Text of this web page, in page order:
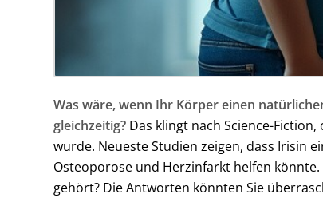
Was wäre, wenn Ihr Körper einen
gleichzeitig? Das klingt nach Science-
wurde. Neueste Studien zeigen, dass Irisin
Osteoporose und Herzinfarkt helfen
gehört? Die Antworten könnten Sie